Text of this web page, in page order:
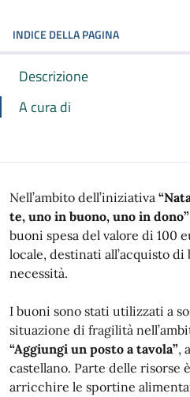
INDICE DELLA PAGINA
Descrizione
A cura di
Nell’ambito dell’iniziativa
te, uno in buono, uno in dono”
buoni spesa del valore di 100
locale, destinati all’acquisto
necessità.
I buoni sono stati utilizzati a
situazione di fragilità
“Aggiungi un posto a tavola”,
castellano. Parte delle risorse
arricchire le sportine